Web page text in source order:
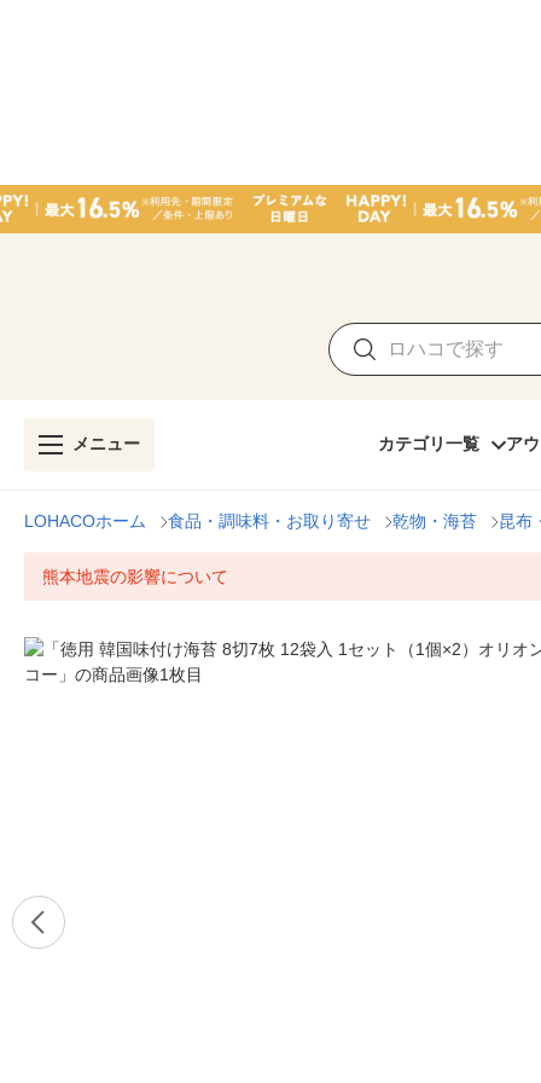
メニュー カテゴリ一覧 ア
LOHACOホーム 食品・調味料・お取り寄せ 乾物・海苔 昆布
熊本地震の影響について